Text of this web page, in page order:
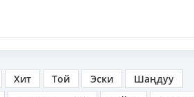
Хит Той Эски
Шаңдуу